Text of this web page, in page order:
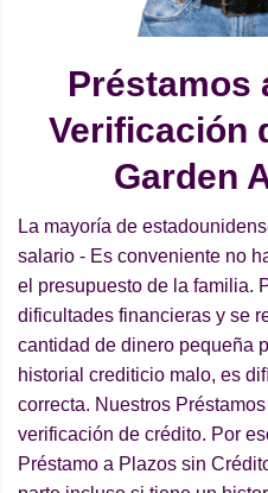
Préstamos
Verificación
Garden
La mayoría de
salario - Es conveniente no
el presupuesto de la familia.
dificultades financieras y se
cantidad de dinero pequeña
historial crediticio malo, es
correcta. Nuestros
verificación de crédito. Por
Préstamo a Plazos sin